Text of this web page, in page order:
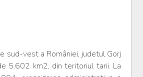
sud-vest a României, judetul Gorj
5.602 km2, din teritoriul tarii. La